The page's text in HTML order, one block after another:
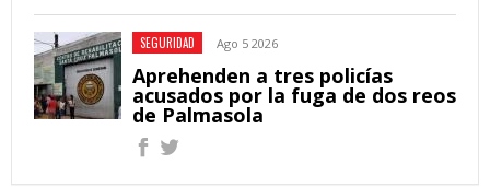
SEGURIDAD Ago 5 2026
Aprehenden a tres policías
acusados por la fuga de dos reos
de Palmasola